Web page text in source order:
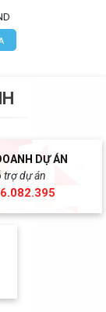
DỰ ÁN
trợ dự án